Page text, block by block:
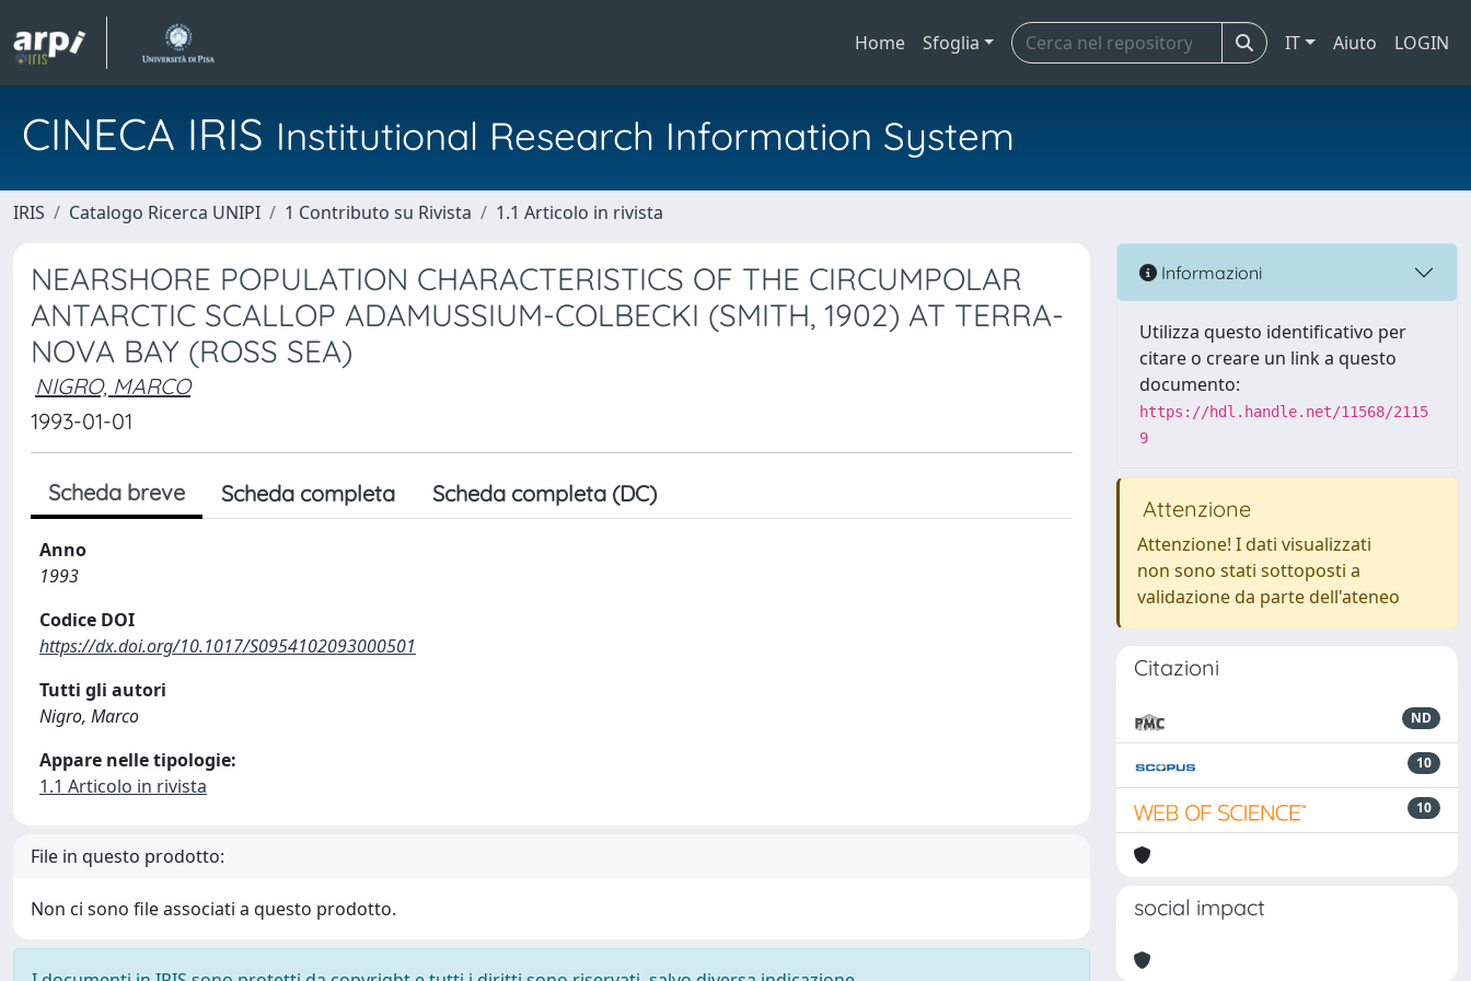
Home Sfoglia IT Aiuto LOGIN
CINECA IRIS Institutional Research Information System
IRIS Catalogo Ricerca UNIPI 1 Contributo su Rivista 1.1 Articolo in rivista
NEARSHORE POPULATION CHARACTERISTICS OF THE CIRCUMPOLAR
ANTARCTIC SCALLOP ADAMUSSIUM-COLBECKI (SMITH, 1902) AT TERRA-
NOVA BAY (ROSS SEA)
NIGRO, MARCO
1993-01-01
Scheda breve Scheda completa Scheda completa (DC)
Anno
1993
Codice DOI
https://dx.doi.org/10.1017/S0954102093000501
Tutti gli autori
Nigro, Marco
Appare nelle tipologie:
1.1 Articolo in rivista
File in questo prodotto:
Non ci sono file associati a questo prodotto.
Informazioni
Utilizza questo identificativo per
citare o creare un link a questo
documento:
https://hdl.handle.net/11568/2115
9
Attenzione
Attenzione! I dati visualizzati
non sono stati sottoposti a
validazione da parte dell'ateneo
Citazioni
ND
10
10
social impact